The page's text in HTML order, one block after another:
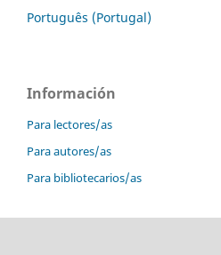
Português (Portugal)
Información
Para lectores/as
Para autores/as
Para bibliotecarios/as